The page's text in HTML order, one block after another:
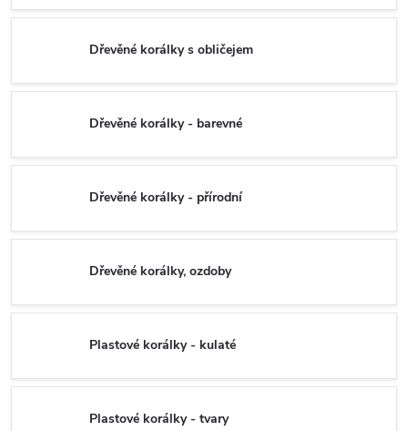
Dřevěné korálky s obličejem
Dřevěné korálky - barevné
Dřevěné korálky - přírodní
Dřevěné korálky, ozdoby
Plastové korálky - kulaté
Plastové korálky - tvary